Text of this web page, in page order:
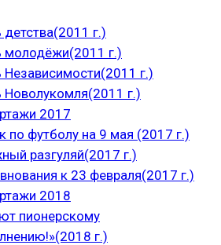
г.)
молодёжи(2011 г.)
Независимости(2011 г.)
Новолукомля(2011 г.)
2017
по футболу на 9 мая (2017 г.)
разгуляй(2017 г.)
к 23 февраля(2017 г.)
2018
пионерскому
г.)